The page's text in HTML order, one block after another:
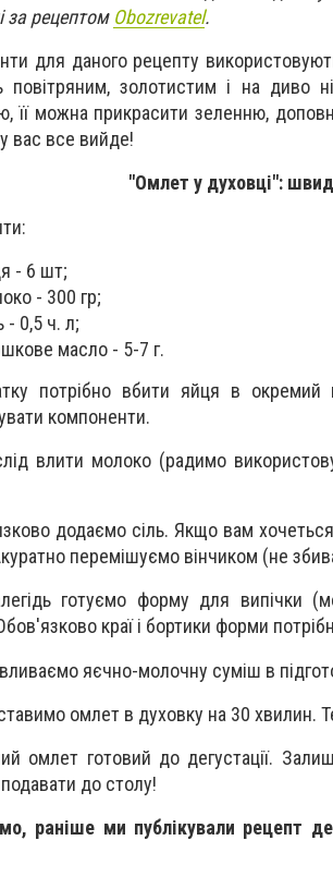
за рецептом Obozrevatel.
для даного рецепту
повітряним, золотистим і на диво
її можна прикрасити зеленню,
вас все вийде!
"Омлет у духовці":
- 6 шт;
- 300 гр;
- 0,5 ч. л;
масло - 5-7 г.
потрібно вбити яйця в
компоненти.
влити молоко (радимо
додаємо сіль. Якщо вам
перемішуємо вінчиком (не
готуємо форму для випічки
краї і бортики форми
яєчно-молочну суміш в
омлет в духовку на 30 хвилин.
омлет готовий до дегустації.
подавати до столу!
раніше ми публікували рецепт